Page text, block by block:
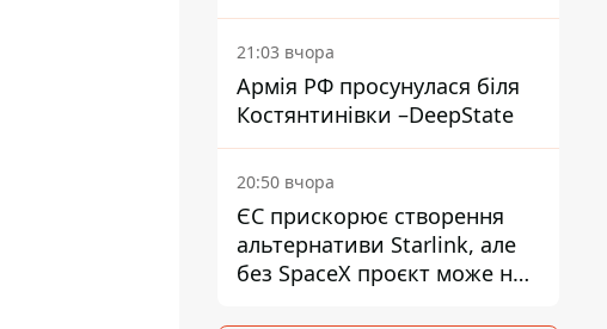
21:03 вчора
Армія РФ просунулася біля
Костянтинівки –DeepState
20:50 вчора
ЄС прискорює створення
альтернативи Starlink, але
без SpaceX проєкт може не